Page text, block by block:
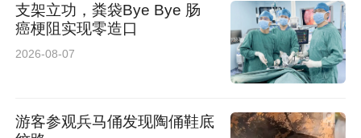
愿者和五级长们便分成小组，兵分两路开展宣传
活动。一部分五级长在小区广场、单元楼门口设
立宣传点，向过往居民发放移风易俗倡议书、文
明行为规范宣传单，耐心解答居民关于红白喜事
支架立功，粪袋Bye Bye 肠
癌梗阻实现零造口
2026-08-07
游客参观兵马俑发现陶俑鞋底